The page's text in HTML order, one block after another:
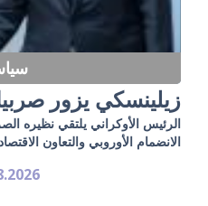
زيلينسكي يزور
الرئيس الأوكراني يلتقي نظيره
الانضمام الأوروبي والتعاون